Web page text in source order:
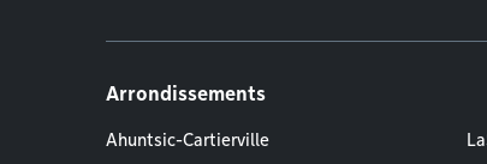
Arrondissements
Ahuntsic-Cartierville